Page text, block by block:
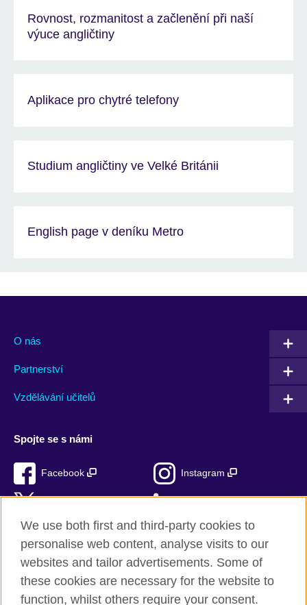
Rovnost, rozmanitost a začlenění při naší
výuce angličtiny
Aplikace pro chytré telefony
Studium angličtiny ve Velké Británii
English page v deníku Metro
O nás
Partnerství
Vzdělávání učitelů
Spojte se s námi
Facebook Instagram
TikTok
British Council ve světě
We use both first and third-party cookies to
personalise web content, analyse visits to our
websites and tailor advertisements. Some of
these cookies are necessary for the website to
function, whilst others require your consent.